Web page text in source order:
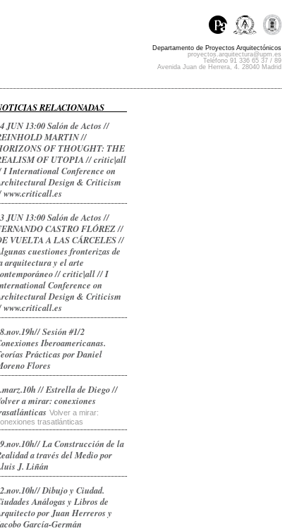
Departamento de Proyectos Arquitectónicos
proyectos.arquitectura@upm.es
Teléfono 91 336 65 37 / 89
Avenida Juan de Herrera, 4. 28040 Madrid
RELACIONADAS
JUN 13:00 Salón de Actos //
MARTIN //
OF THOUGHT: THE
OF UTOPIA // critic|all
I International Conference on
Design & Criticism
www.criticall.es
JUN 13:00 Salón de Actos //
CASTRO FLÓREZ //
VUELTA A LAS CÁRCELES //
cuestiones fronterizas de
arquitectura y el arte
// critic|all // I
Conference on
Design & Criticism
www.criticall.es
Sesión #1/2
Iberoamericanas.
Prácticas por Daniel
Flores
// Estrella de Diego //
a mirar: conexiones
Volver a mirar:
trasatlánticas
La Construcción de la
a través del Medio por
J. Liñán
Dibujo y Ciudad.
Análogas y Libros de
por Juan Herreros y
García-Germán